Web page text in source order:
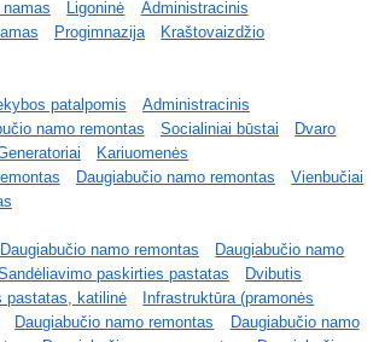
Ligoninė
Administracinis
Progimnazija
Kraštovaizdžio
patalpomis
Administracinis
namo remontas Socialiniai būstai
Dvaro
Kariuomenės
Daugiabučio namo remontas
Vienbučiai
Daugiabučio namo remontas
Daugiabučio namo
paskirties pastatas
Dvibutis
pastatas, katilinė
Infrastruktūra (pramonės
Daugiabučio namo remontas
Daugiabučio namo